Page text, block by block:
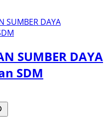
SUMBER DAYA
SDM